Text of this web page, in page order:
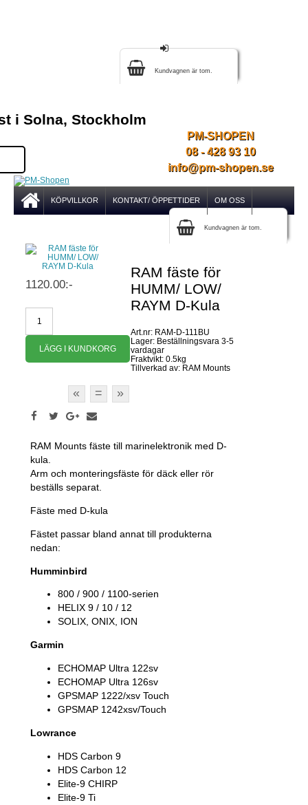
Kundvagnen är tom.
i Solna, Stockholm
PM-SHOPEN
08 - 428 93 10
info@pm-shopen.se
KÖPVILLKOR KONTAKT/ ÖPPETTIDER OM OSS
Kundvagnen är tom.
RAM fäste för
HUMM/ LOW/
RAYM D-Kula
Art.nr: RAM-D-111BU
Lager: Beställningsvara 3-5
vardagar
Fraktvikt: 0.5kg
Tillverkad av: RAM Mounts
1120.00:-
« = »
RAM Mounts fäste till marinelektronik med D-
kula.
Arm och monteringsfäste för däck eller rör
beställs separat.
Fäste med D-kula
Fästet passar bland annat till produkterna
nedan:
Humminbird
800 / 900 / 1100-serien
HELIX 9 / 10 / 12
SOLIX, ONIX, ION
Garmin
ECHOMAP Ultra 122sv
ECHOMAP Ultra 126sv
GPSMAP 1222/xsv Touch
GPSMAP 1242xsv/Touch
Lowrance
HDS Carbon 9
HDS Carbon 12
Elite-9 CHIRP
Elite-9 Ti